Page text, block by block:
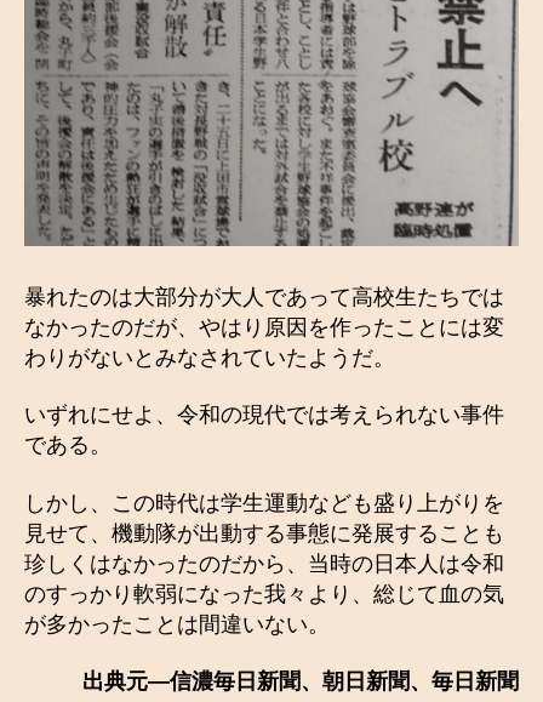
暴れたのは大部分が大人であって高校生たちでは
なかったのだが、やはり原因を作ったことには変
わりがないとみなされていたようだ。
いずれにせよ、令和の現代では考えられない事件
である。
しかし、この時代は学生運動なども盛り上がりを
見せて、機動隊が出動する事態に発展することも
珍しくはなかったのだから、当時の日本人は令和
のすっかり軟弱になった我々より、総じて血の気
が多かったことは間違いない。
出典元―信濃毎日新聞、朝日新聞、毎日新聞